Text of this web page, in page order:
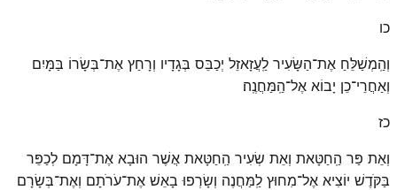
כו
וְהַֽמְשַׁלֵּחַ אֶת־הַשָּׂעִיר לַֽעֲזָאזֵל יְכַבֵּס בְּגָדָיו וְרָחַץ אֶת־בְּשָׂרוֹ בַּמָּיִם
וְאַחֲרֵי־כֵן יָבוֹא אֶל־הַֽמַּחֲנֶֽה׃
כז
וְאֵת פַּר הַֽחַטָּאת וְאֵת שְׂעִיר הַֽחַטָּאת אֲשֶׁר הוּבָא אֶת־דָּמָם לְכַפֵּר
בַּקֹּדֶשׁ יוֹצִיא אֶל־מִחוּץ לַֽמַּחֲנֶה וְשָׂרְפוּ בָאֵשׁ אֶת־עֹרֹתָם וְאֶת־בְּשָׂרָם